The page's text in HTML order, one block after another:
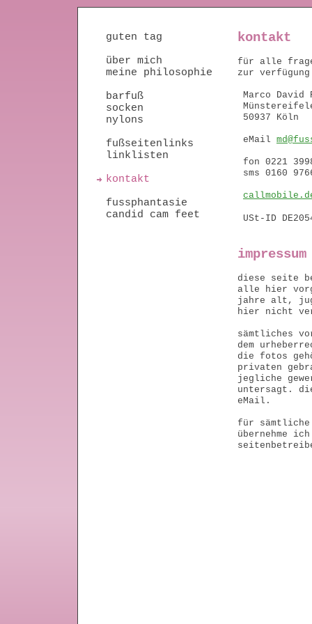
guten tag
über mich
meine philosophie
barfuß
socken
nylons
fußseitenlinks
linklisten
kontakt
fussphantasie
candid cam feet
kontakt
für alle
zur
Marco David
50937 Köln
eMail
fon 0221
sms 0160
USt-ID
impressum
diese seite
alle hier
jahre alt,
hier nicht
sämtliches
dem
die fotos
privaten
jegliche
untersagt.
eMail.
für
übernehme